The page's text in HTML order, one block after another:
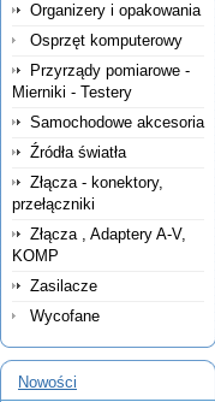
Organizery i opakowania
Osprzęt komputerowy
Przyrządy pomiarowe -
Mierniki - Testery
Samochodowe akcesoria
Źródła światła
Złącza - konektory,
przełączniki
Złącza , Adaptery A-V,
KOMP
Zasilacze
Wycofane
Nowości